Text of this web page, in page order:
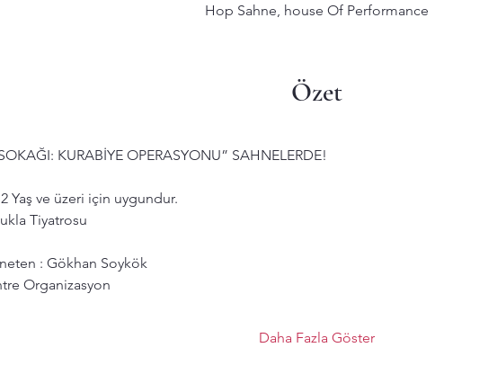
Hop Sahne, house Of Performance
Özet
KURABİYE OPERASYONU” SAHNELERDE!
2 Yaş ve üzeri için uygundur.
Tiyatrosu
: Gökhan Soykök
Organizasyon
Daha Fazla Göster